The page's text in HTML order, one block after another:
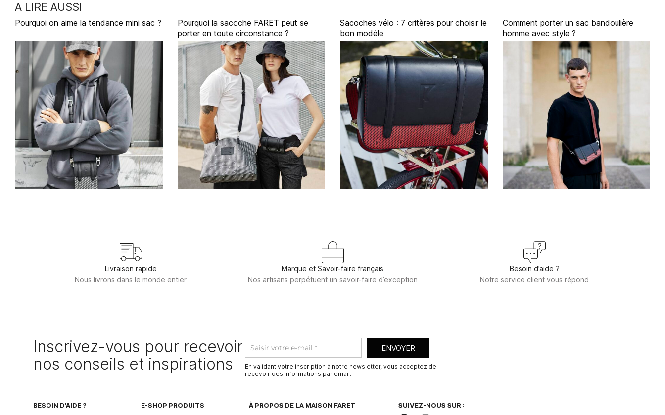
A LIRE AUSSI
Pourquoi on aime la tendance mini sac ?
Pourquoi la sacoche FARET peut se
porter en toute circonstance ?
Sacoches vélo : 7 critères pour choisir le
bon modèle
Comment porter un sac bandoulière
homme avec style ?
Livraison rapide
Nous livrons dans le monde entier
Marque et Savoir-faire français
Nos artisans perpétuent un savoir-faire d’exception
Besoin d’aide ?
Notre service client vous répond
Inscrivez-vous pour recevoir
nos conseils et inspirations
En validant votre inscription à notre newsletter, vous acceptez de
recevoir des informations par email.
ENVOYER
BESOIN D’AIDE ? E-SHOP PRODUITS À PROPOS DE LA MAISON FARET SUIVEZ-NOUS SUR :